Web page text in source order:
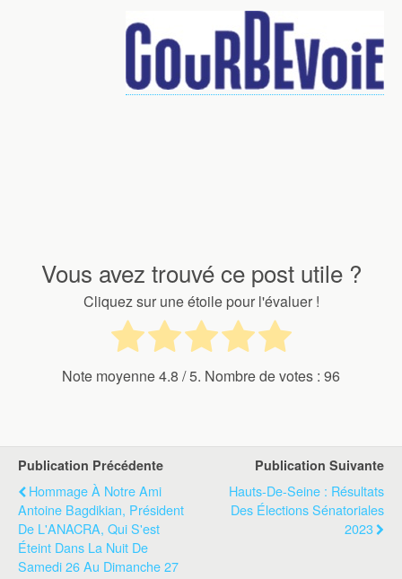
Vous avez trouvé ce post utile ?
Cliquez sur une étoile pour l'évaluer !
Note moyenne4.8 / 5. Nombre de votes : 96
Publication Précédente
Hommage À Notre Ami
Antoine Bagdikian, Président
De L'ANACRA, Qui S'est
Éteint Dans La Nuit De
Samedi 26 Au Dimanche 27
Publication Suivante
Hauts-De-Seine : Résultats
Des Élections Sénatoriales
2023